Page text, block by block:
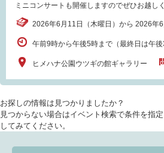
ミニコンサートも開催しますのでぜひお越し
2026年6月11日（木曜日）から 2026年6
午前9時から午後5時まで（最終日は午後
ヒメハナ公園ウツギの館ギャラリー
お探しの情報は見つかりましたか？
見つからない場合はイベント検索で条件を指
してみてください。